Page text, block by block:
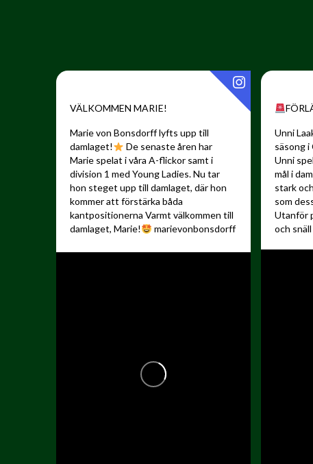
VÄLKOMMEN MARIE!
Marie von Bonsdorff lyfts upp till
damlaget!
De senaste åren har
Marie spelat i våra A-flickor samt i
division 1 med Young Ladies. Nu tar
hon steget upp till damlaget, där hon
kommer att förstärka båda
kantpositionerna Varmt välkommen till
damlaget, Marie!
marievonbonsdorff
Unni
säsong i
Unni
mål i
stark
som
Utanför
och